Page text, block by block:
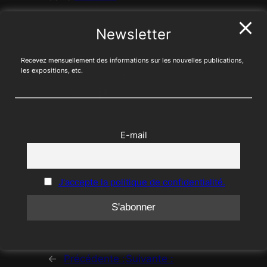
« Le photographe est rempli de doute. Rien
← Précédente :Suivante :
Newsletter
Recevez mensuellement des informations sur les nouvelles publications,
les expositions, etc.
E-mail
J'accepte la politique de confidentialité.
Ceci fermera dans17secondes